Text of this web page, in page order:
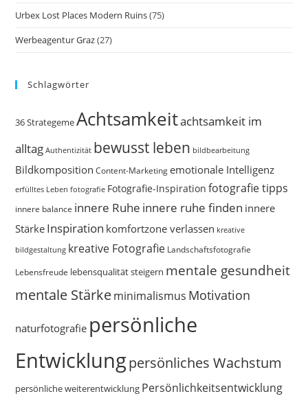
Urbex Lost Places Modern Ruins(75)
Werbeagentur Graz(27)
Schlagwörter
36 StrategemeAchtsamkeitachtsamkeit im
alltag Authentizität bewusst leben bildbearbeitung
Bildkomposition Content-Marketing emotionale Intelligenz
erfülltes Leben fotografie Fotografie-Inspiration fotografie tipps
innere balance innere Ruhe innere ruhe finden innere
Stärke Inspiration komfortzone verlassen kreative
bildgestaltung kreative Fotografie Landschaftsfotografie
Lebensfreude lebensqualität steigern mentale gesundheit
mentale Stärkeminimalismus Motivation
naturfotografie persönliche
Entwicklungpersönliches Wachstum
persönliche weiterentwicklung Persönlichkeitsentwicklung